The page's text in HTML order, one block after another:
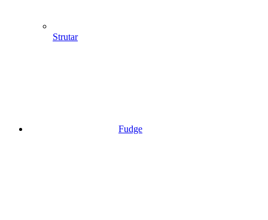
Strutar
Fudge